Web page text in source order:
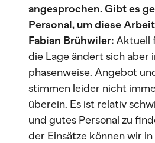
angesprochen. Gibt es
Personal, um diese
Fabian Brühwiler:Aktuell
die Lage ändert sich aber
phasenweise. Angebot
stimmen leider nicht
überein. Es ist relativ
und gutes Personal zu
der Einsätze können wir